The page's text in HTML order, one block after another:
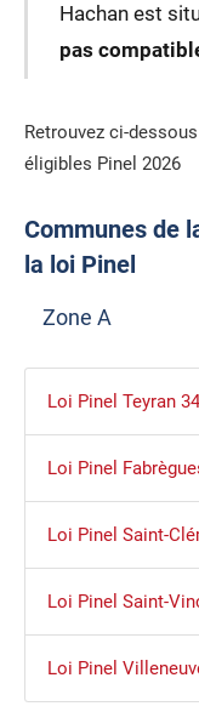
Hachan est
pas
Retrouvez ci-
éligibles Pinel 2026
Communes de
la loi Pinel
Zone A
Loi Pinel Teyran
Loi Pinel
Loi Pinel Saint-
Loi Pinel Saint-
Loi Pinel